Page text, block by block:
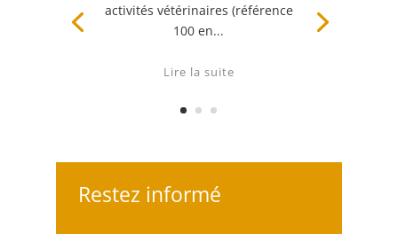
activités vétérinaires (référence
100 en...
Lire la suite
Restez informé